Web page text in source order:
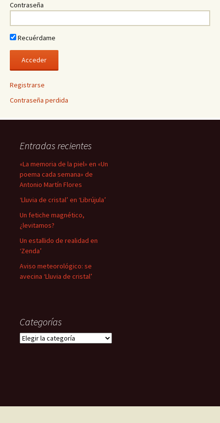
Contraseña
Recuérdame
Registrarse
Contraseña perdida
Entradas recientes
«La memoria de la piel» en «Un
poema cada semana» de
Antonio Martín Flores
‘Lluvia de cristal’ en ‘Librújula’
Un fetiche magnético,
¿levitamos?
Un estallido de realidad en
‘Zenda’
Aviso meteorológico: se
avecina ‘Lluvia de cristal’
Categorías
Categorías